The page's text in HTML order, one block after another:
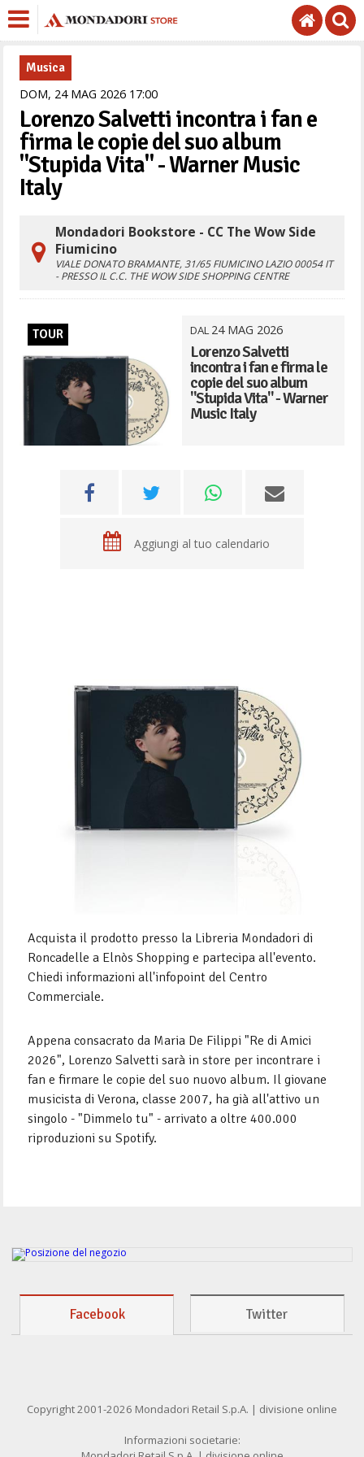
Musica
DOM, 24 MAG 2026 1700
Lorenzo Salvetti incontra i fan e
firma le copie del suo album
"Stupida Vita" - Warner Music
Italy
Mondadori Bookstore - CC The Wow Side
Fiumicino
VIALE DONATO BRAMANTE, 31/65FIUMICINO LAZIO 00054 IT
- PRESSO IL C.C. THE WOW SIDE SHOPPING CENTRE
TOUR DAL24 MAG 2026
Lorenzo Salvetti
incontra i fan e firma le
copie del suo album
"Stupida Vita" - Warner
Music Italy
Aggiungi al tuo calendario
Acquista il prodotto presso la Libreria Mondadori di
Roncadelle a Elnòs Shopping e partecipa all'evento.
Chiedi informazioni all'infopoint del Centro
Commerciale.
Appena consacrato da Maria De Filippi "Re di Amici
2026", Lorenzo Salvetti sarà in store per incontrare i
fan e firmare le copie del suo nuovo album. Il giovane
musicista di Verona, classe 2007, ha già all'attivo un
singolo - "Dimmelo tu" - arrivato a oltre 400.000
riproduzioni su Spotify.
Facebook Twitter
Copyright 2001-2026 Mondadori Retail S.p.A. | divisione online
Informazioni societarie: